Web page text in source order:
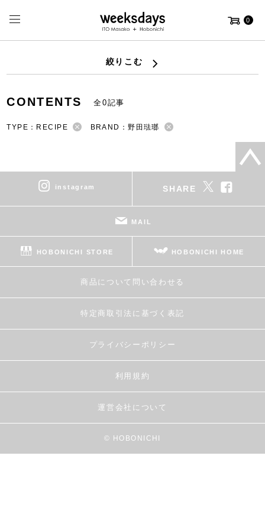
0
絞りこむ
CONTENTS 全0記事
TYPE：RECIPE BRAND：野田琺瑯
instagram SHARE
MAIL
HOBONICHI STORE HOBONICHI HOME
商品について問い合わせる
特定商取引法に基づく表記
プライバシーポリシー
利用規約
運営会社について
© HOBONICHI